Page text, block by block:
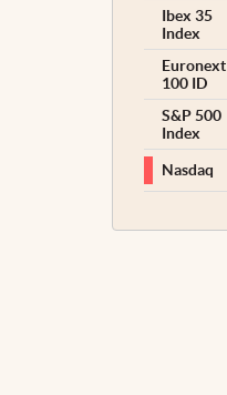
Ibex 35
Index
Euronext
100 ID
S&P 500
Index
Nasdaq